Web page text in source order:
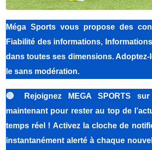
Méga Sports vous propose des
Fiabilité des informations,
dans toutes ses dimensions. Adoptez-
le sans modération.
🔴
Rejoignez MEGA SPORTS
maintenant pour rester au top de
temps réel ! Activez la cloche de
instantanément alerté à chaque